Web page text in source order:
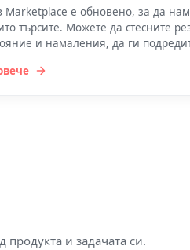
Marketplace е обновено, за да
търсите. Можете да стесните
и намаления, да ги
и задачата си.